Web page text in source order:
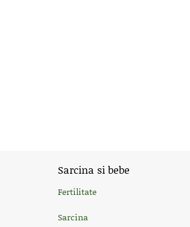
Sarcina si bebe
Fertilitate
Sarcina